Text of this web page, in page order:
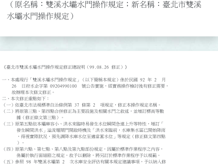
（原名稱：雙溪水壩水門操作規定；新名稱：臺北市雙溪
水壩水門操作規定）
《臺北市雙溪水壩水門操作規定修正總說明（99.08.26 修正）》
一、本處現行「雙溪水壩水門操作規定」（以下簡稱本規定）係於民國 92 年 2  月
二、本次修正重點如下：
（一）依臺北市法規標準自治條例第 37 條第 2  項規定，修正本操作規定名稱。
（二）將原第三點、第四點合併修正為主要設施及相關水門之敘述，並增訂標高等數
（三）原第五點依本壩庫容小、洪水來臨時易發生水位瞬間急速上升等特性，增訂「
（四）原第六點、第七點、第八點及第九點部份規定，因屬於標準作業程序之內容，
（五）參照 98 年雙溪水壩第 2  次水庫安全評估有關本規定建議事項，予以納入修